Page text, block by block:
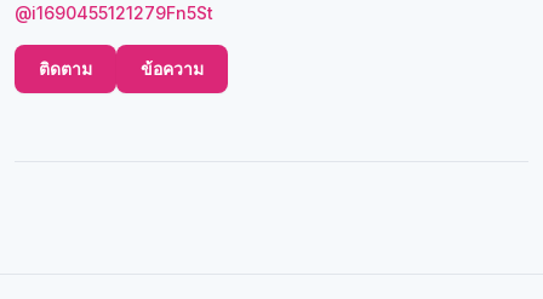
@i1690455121279Fn5St
ติดตาม ข้อความ